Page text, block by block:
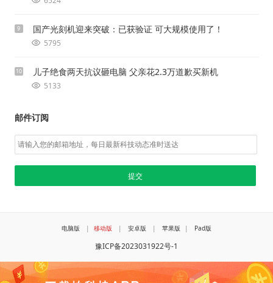
9 国产光刻机迎来突破：已获验证 可大规模使用了！
5795
10 儿子绝食两天抗议砸电脑 父亲花2.3万道歉买新机
5133
邮件订阅
电脑版 | 移动版 | 安卓版 | 苹果版 | Pad版
豫ICP备2023031922号-1